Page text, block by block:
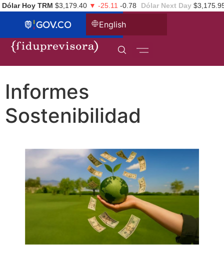
Dólar Hoy TRM $3,179.40 ▼ -25.11 -0.78 Dólar Next Day
English
Informes
Sostenibilidad